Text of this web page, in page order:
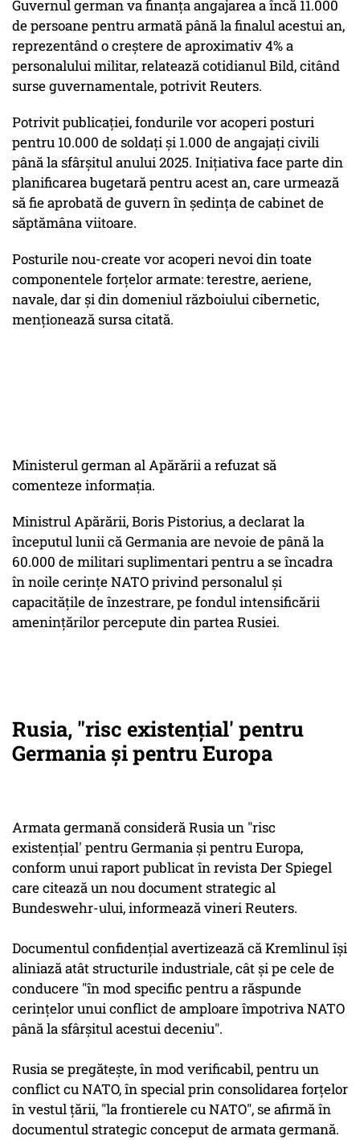
Guvernul german va finanța angajarea a încă 11.000
de persoane pentru armată până la finalul acestui an,
reprezentând o creștere de aproximativ 4% a
personalului militar, relatează cotidianul Bild, citând
surse guvernamentale, potrivit Reuters.
Potrivit publicației, fondurile vor acoperi posturi
pentru 10.000 de soldați și 1.000 de angajați civili
până la sfârșitul anului 2025. Inițiativa face parte din
planificarea bugetară pentru acest an, care urmează
să fie aprobată de guvern în ședința de cabinet de
săptămâna viitoare.
Posturile nou-create vor acoperi nevoi din toate
componentele forțelor armate: terestre, aeriene,
navale, dar și din domeniul războiului cibernetic,
menționează sursa citată.
Ministerul german al Apărării a refuzat să
comenteze informația.
Ministrul Apărării, Boris Pistorius, a declarat la
începutul lunii că Germania are nevoie de până la
60.000 de militari suplimentari pentru a se încadra
în noile cerințe NATO privind personalul și
capacitățile de înzestrare, pe fondul intensificării
amenințărilor percepute din partea Rusiei.
Rusia, "risc existenţial' pentru
Germania şi pentru Europa
Armata germană consideră Rusia un "risc
existenţial' pentru Germania şi pentru Europa,
conform unui raport publicat în revista Der Spiegel
care citează un nou document strategic al
Bundeswehr-ului, informează vineri Reuters.
Documentul confidenţial avertizează că Kremlinul îşi
aliniază atât structurile industriale, cât şi pe cele de
conducere "în mod specific pentru a răspunde
cerinţelor unui conflict de amploare împotriva NATO
până la sfârşitul acestui deceniu".
Rusia se pregăteşte, în mod verificabil, pentru un
conflict cu NATO, în special prin consolidarea forţelor
în vestul ţării, "la frontierele cu NATO", se afirmă în
documentul strategic conceput de armata germană.